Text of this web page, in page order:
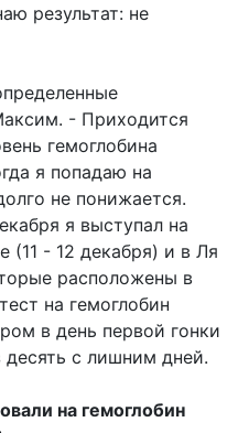
результат: не
- Приходится
гемоглобина
я попадаю на
не понижается.
я выступал на
(11 - 12 декабря) и в Ля
расположены в
на гемоглобин
в день первой гонки
десять с лишним дней.
на гемоглобин